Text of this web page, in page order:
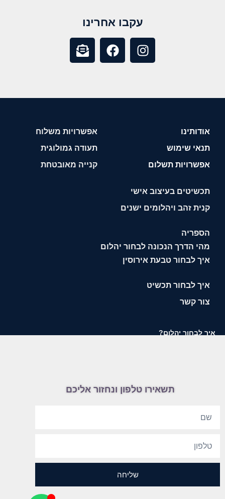
עקבו אחרינו
אודותינו
תנאי שימוש
אפשרויות תשלום
אפשרויות משלוח
תעודה גמולוגית
קנייה מאובטחת
תכשיטים בעיצוב אישי
קנית זהב ויהלומים ישנים
הספריה
מהי הדרך הנכונה לבחור יהלום
איך לבחור טבעת אירוסין
איך לבחור תכשיט
צור קשר
איך לבחור יהלום?
תשאירו טלפון ונחזור אליכם
שליחה